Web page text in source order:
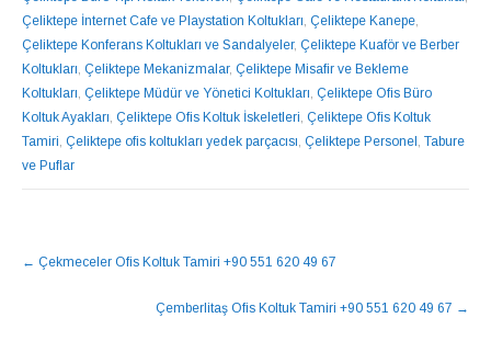
Çeliktepe İnternet Cafe ve Playstation Koltukları, Çeliktepe Kanepe,
Çeliktepe Konferans Koltukları ve Sandalyeler, Çeliktepe Kuaför ve Berber
Koltukları, Çeliktepe Mekanizmalar, Çeliktepe Misafir ve Bekleme
Koltukları, Çeliktepe Müdür ve Yönetici Koltukları, Çeliktepe Ofis Büro
Koltuk Ayakları, Çeliktepe Ofis Koltuk İskeletleri, Çeliktepe Ofis Koltuk
Tamiri, Çeliktepe ofis koltukları yedek parçacısı, Çeliktepe Personel , Tabure
ve Puflar
NAVIGASYON
← Çekmeceler Ofis Koltuk Tamiri +90 551 620 49 67
Çemberlitaş Ofis Koltuk Tamiri +90 551 620 49 67 →